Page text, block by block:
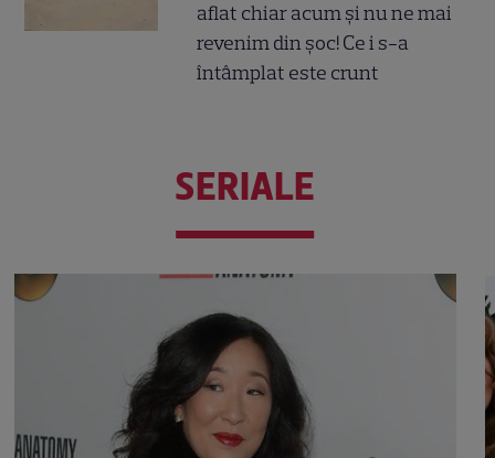
aflat chiar acum și nu ne mai
revenim din șoc! Ce i s-a
întâmplat este crunt
SERIALE